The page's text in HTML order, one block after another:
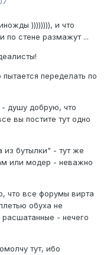
)))))))), и что
по стене размажут ...
переделать по
- душу добрую, что
вы постите тут одно
из бутылки" - тут же
или модер - неважно
что все форумы вирта
обуха не
- нечего
тут, ибо